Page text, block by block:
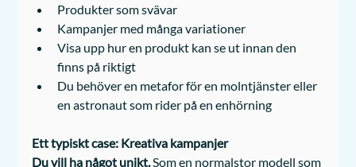
Produkter som svävar
Kampanjer med många variationer
Visa upp hur en produkt kan se ut innan den
finns på riktigt
Du behöver en metafor för en molntjänster eller
en astronaut som rider på en enhörning
Ett typiskt case: Kreativa kampanjer
Du vill ha något unikt. Som en normalstor modell som